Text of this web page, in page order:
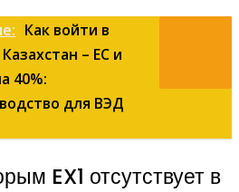
Как войти в
– ЕС и
40%:
для ВЭД
EX1 отсутствует в